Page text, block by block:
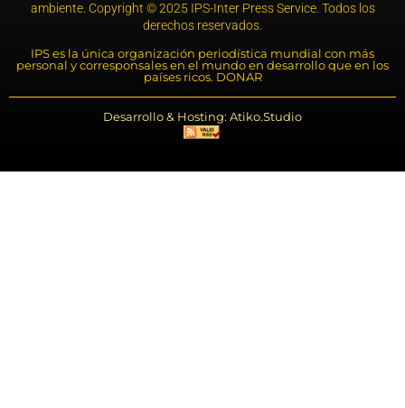
ambiente. Copyright © 2025 IPS-Inter Press Service. Todos los
derechos reservados.
IPS es la única organización periodística mundial con más
personal y corresponsales en el mundo en desarrollo que en los
países ricos. DONAR
Desarrollo & Hosting: Atiko.Studio